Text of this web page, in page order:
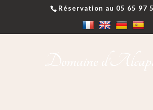
Réservation au 05 65 97